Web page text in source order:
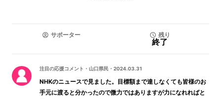
サポーター 残り
終了
注目の応援コメント ・ 山口県民 ・ 2024.03.31
NHKのニュースで見ました。目標額まで達しなくても皆様のお
手元に渡ると分かったので微力ではありますが力になれればと